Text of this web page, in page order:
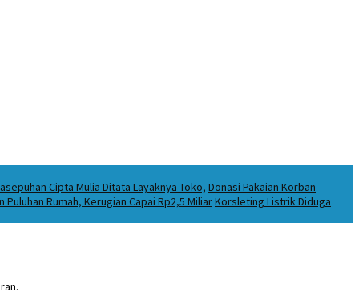
Cipta Mulia Ditata Layaknya Toko, Donasi Pakaian Korban
Rumah, Kerugian Capai Rp2,5 MiliarKorsleting Listrik Diduga